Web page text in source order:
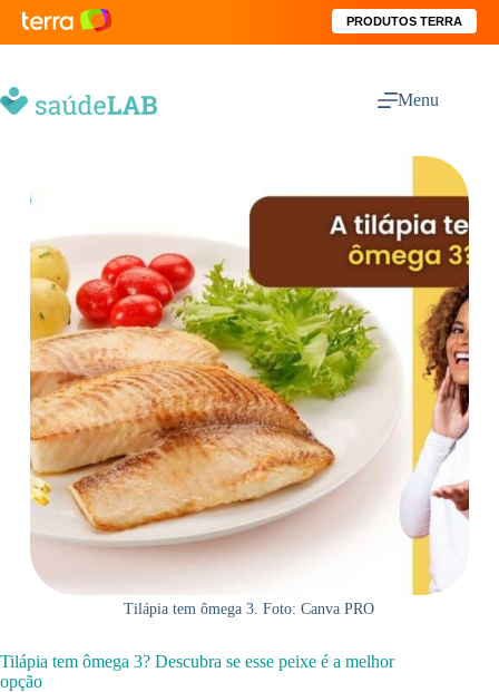
PRODUTOS TERRA
Menu
Tilápia tem ômega 3. Foto: Canva PRO
Tilápia tem ômega 3? Descubra se esse peixe é a melhor
opção